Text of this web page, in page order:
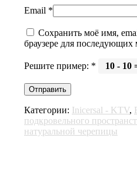
Email *
Сохранить моё имя,
браузере для
Решите пример: * 10 - 10
Категории: Inicersal - KTV,
подкровельного
натуральной черепицы